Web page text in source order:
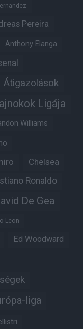
Pereira
Anthony Elanga
Átigazolások
Ligája
Williams
Chelsea
Ronaldo
De Gea
Leon
Ed Woodward
liga